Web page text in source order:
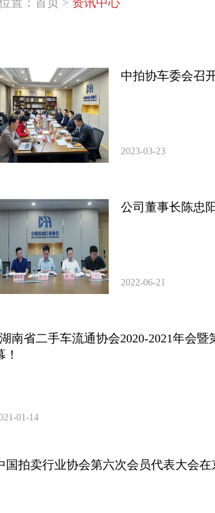
中拍协车委会召
2023-03-23
公司董事长陈忠
2022-06-21
南省二手车流通协会2020-2021年会
！
01-14
国拍卖行业协会第六次会员代表大会在